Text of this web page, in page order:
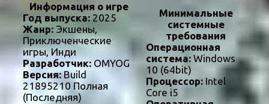
Информация о игре
Год выпуска: 2025
Жанр: Экшены,
Приключенческие
игры, Инди
Разработчик: OMYOG
Версия:Build
21895210 Полная
(Последняя)
Минимальные
системные
требования
Операционная
система:Windows
10 (64bit)
Процессор:Intel
Core i5